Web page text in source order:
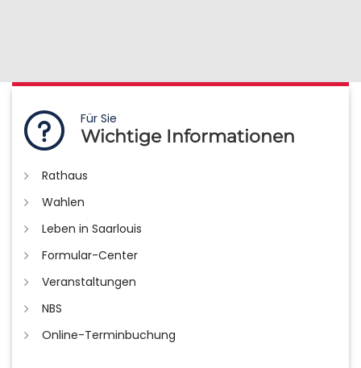
Für Sie
Wichtige Informationen
Rathaus
Wahlen
Leben in Saarlouis
Formular-Center
Veranstaltungen
NBS
Online-Terminbuchung